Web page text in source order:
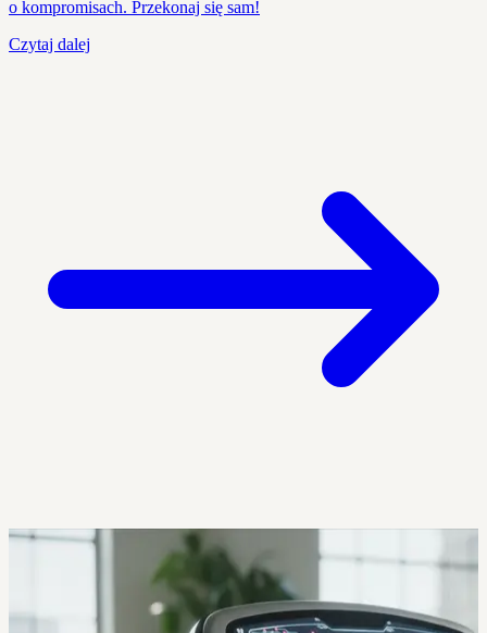
o kompromisach. Przekonaj się sam!
Czytaj dalej